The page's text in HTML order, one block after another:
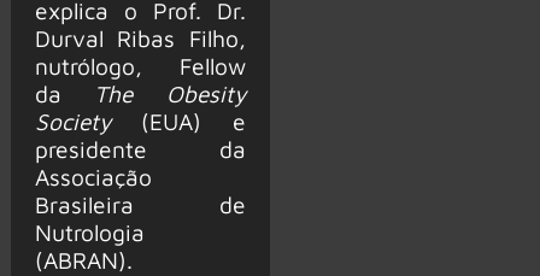
explica o Prof. Dr.
Durval Ribas Filho,
nutrólogo, Fellow
da
The Obesity
Society(EUA) e
presidente da
Associação
Brasileira de
Nutrologia
(ABRAN).